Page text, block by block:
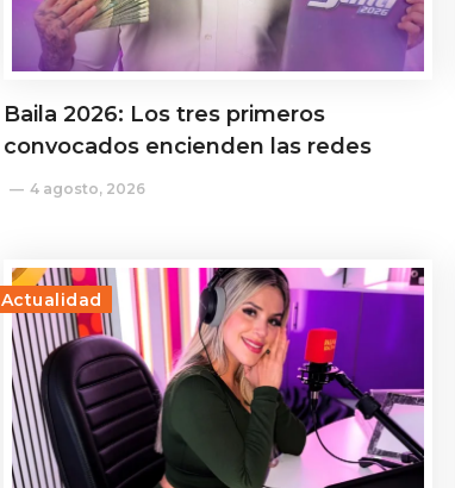
Baila 2026: Los tres primeros
convocados encienden las redes
4 agosto, 2026
Actualidad